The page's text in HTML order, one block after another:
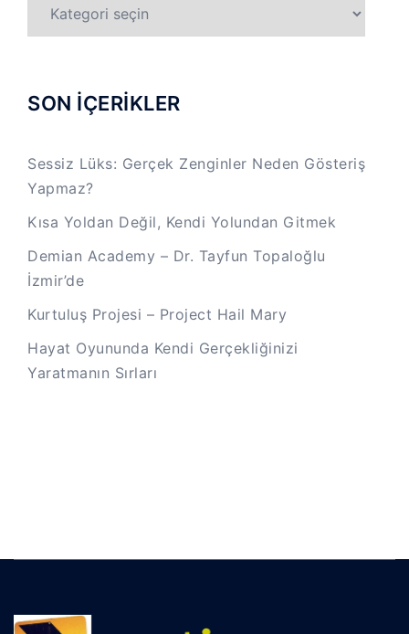
KATEGORİLER
SON İÇERİKLER
Sessiz Lüks: Gerçek Zenginler Neden Gösteriş
Yapmaz?
Kısa Yoldan Değil, Kendi Yolundan Gitmek
Demian Academy – Dr. Tayfun Topaloğlu
İzmir’de
Kurtuluş Projesi – Project Hail Mary
Hayat Oyununda Kendi Gerçekliğinizi
Yaratmanın Sırları